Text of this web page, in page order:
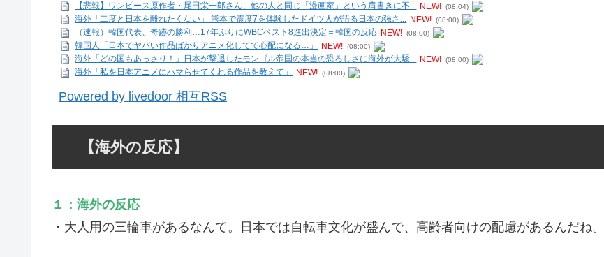
【悲報】ワンピース原作者・尾田栄一郎さん、他の人と同じ「漫画家」という肩書きに不... NEW! (08:04)
海外「二度と日本を離れたくない」 熊本で震度7を体験したドイツ人が語る日本の強さ... NEW! (08:00)
（速報）韓国代表、奇跡の勝利…17年ぶりにWBCベスト8進出決定＝韓国の反応 NEW! (08:00)
韓国人「日本でヤバい作品ばかりアニメ化してて心配になる…」 NEW! (08:00)
海外「どの国もあっさり！」日本が撃退したモンゴル帝国の本当の恐ろしさに海外が大騒... NEW! (08:00)
海外「私を日本アニメにハマらせてくれる作品を教えて」 NEW! (08:00)
Powered by livedoor 相互RSS
【海外の反応】
１：海外の反応
・大人用の三輪車があるなんて。日本では自転車文化が盛んで、高齢者向けの配慮があるんだね。